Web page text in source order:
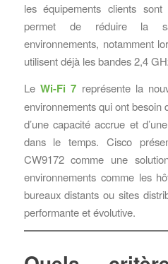
les équipements clients
permet de réduire la
environnements, notamment
utilisent déjà les bandes 2,4
Le Wi-Fi 7 représente la
environnements qui ont besoin
d’une capacité accrue et
dans le temps. Cisco
CW9172 comme une
environnements comme les
bureaux distants ou sites
performante et évolutive.